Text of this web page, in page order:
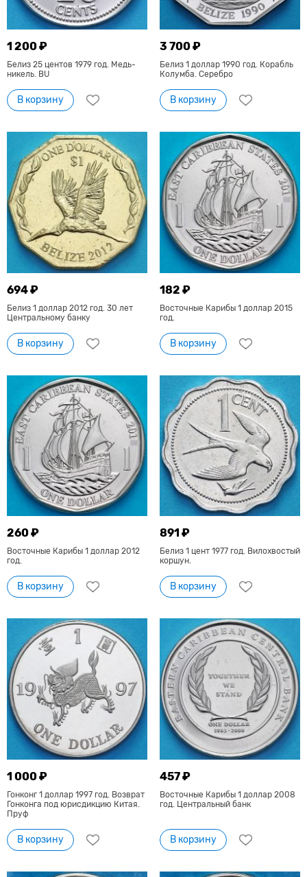
1 200 ₽
Белиз 25 центов 1979 год. Медь-
никель. BU
В корзину
3 700 ₽
Белиз 1 доллар 1990 год. Корабль
Колумба. Серебро
В корзину
694 ₽
Белиз 1 доллар 2012 год. 30 лет
Центральному банку
В корзину
182 ₽
Восточные Карибы 1 доллар 2015
год.
В корзину
260 ₽
Восточные Карибы 1 доллар 2012
год.
В корзину
891 ₽
Белиз 1 цент 1977 год. Вилохвостый
коршун.
В корзину
1 000 ₽
Гонконг 1 доллар 1997 год. Возврат
Гонконга под юрисдикцию Китая.
Пруф
В корзину
457 ₽
Восточные Карибы 1 доллар 2008
год. Центральный банк
В корзину